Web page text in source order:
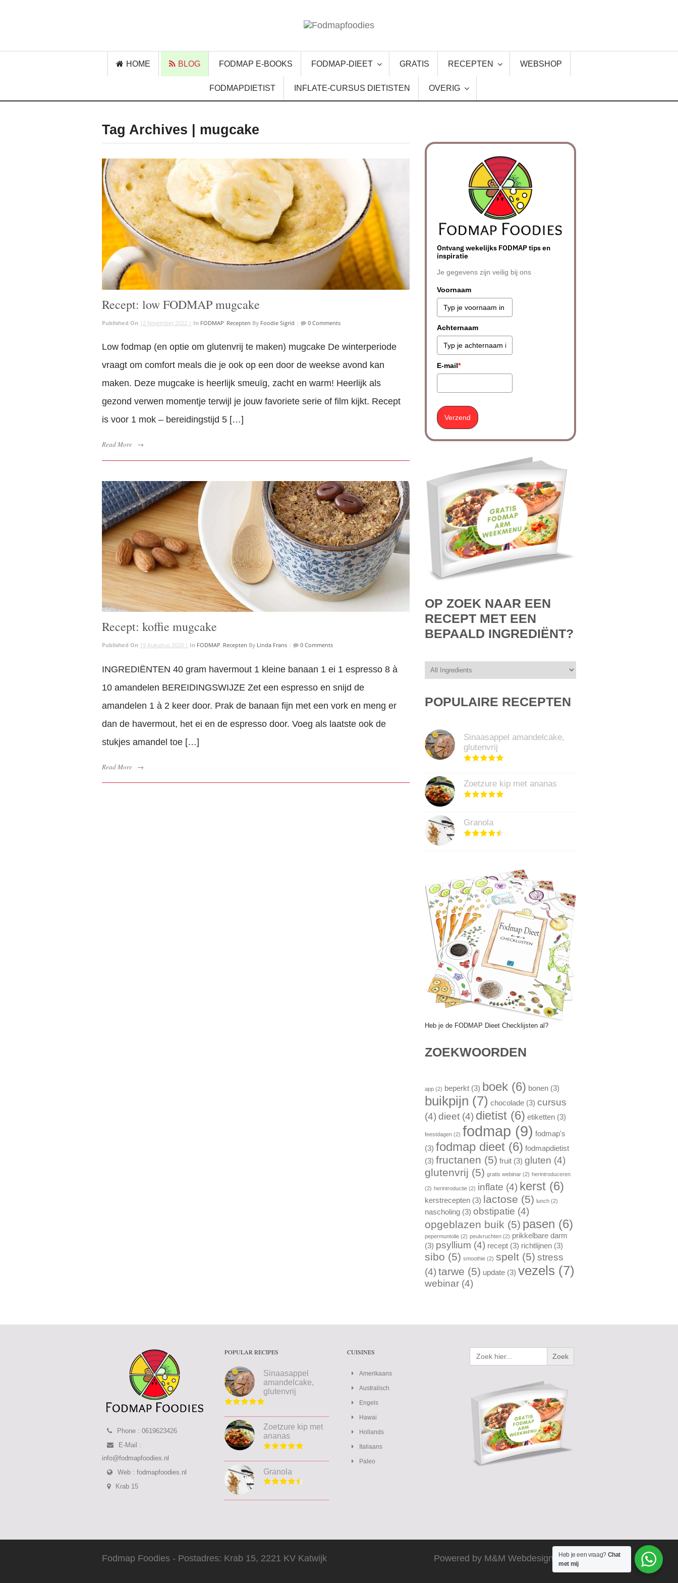
HOME BLOG FODMAP E-BOOKS FODMAP-DIEET GRATIS RECEPTEN WEBSHOP
FODMAPDIETIST INFLATE-CURSUS DIETISTEN OVERIG
Tag Archives | mugcake
Recept: low FODMAP mugcake
Published On 12 November 2022 | In FODMAP Recepten By Foodie Sigrid 0 Comments
Low fodmap (en optie om glutenvrij te maken) mugcake De winterperiode
vraagt om comfort meals die je ook op een door de weekse avond kan
maken. Deze mugcake is heerlijk smeuïg, zacht en warm! Heerlijk als
gezond verwen momentje terwijl je jouw favoriete serie of film kijkt. Recept
is voor 1 mok – bereidingstijd 5 […]
Read More →
Recept: koffie mugcake
Published On 19 Augustus 2020 | In FODMAP, Recepten By Linda Frans 0 Comments
INGREDIËNTEN 40 gram havermout 1 kleine banaan 1 ei 1 espresso 8 à
10 amandelen BEREIDINGSWIJZE Zet een espresso en snijd de
amandelen 1 à 2 keer door. Prak de banaan fijn met een vork en meng er
dan de havermout, het ei en de espresso door. Voeg als laatste ook de
stukjes amandel toe […]
Read More →
Ontvang wekelijks FODMAP tips en
inspiratie
Je gegevens zijn veilig bij ons
Voornaam
Achternaam
E-mail*
Verzend
OP ZOEK NAAR EEN
RECEPT MET EEN
BEPAALD INGREDIËNT?
POPULAIRE RECEPTEN
Sinaasappel amandelcake,
glutenvrij
Zoetzure kip met ananas
Granola
Heb je de FODMAP Dieet Checklijsten al?
ZOEKWOORDEN
app (2) beperkt (3) boek (6) bonen (3)
buikpijn (7) chocolade (3) cursus
(4) dieet (4) dietist (6) etiketten (3)
feestdagen (2) fodmap (9) fodmap's
(3) fodmap dieet (6) fodmapdietist
(3) fructanen (5) fruit (3) gluten (4)
glutenvrij (5) gratis webinar (2) herintroduceren
(2) herintroductie (2) inflate (4) kerst (6)
kerstrecepten (3) lactose (5) lunch (2)
nascholing (3) obstipatie (4)
opgeblazen buik (5) pasen (6)
pepermuntolie (2) peulvruchten (2) prikkelbare darm
(3) psyllium (4) recept (3) richtlijnen (3)
sibo (5) smoothie (2) spelt (5) stress
(4) tarwe (5) update (3) vezels (7)
webinar (4)
Phone : 0619623426
E-Mail :
info@fodmapfoodies.nl
Web : fodmapfoodies.nl
Krab 15
POPULAR RECIPES
Sinaasappel
amandelcake,
glutenvrij
Zoetzure kip met
ananas
Granola
CUISINES
Amerikaans
Australisch
Engels
Hawai
Hollands
Italiaans
Paleo
Zoek
naar:
Fodmap Foodies - Postadres: Krab 15, 2221 KV Katwijk Powered by M&M Webdesign 2025Heb je een vraag? Chat
met mij